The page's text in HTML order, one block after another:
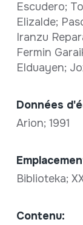
Escudero;
Elizalde;
Iranzu
Fermin
Elduayen;
Données
Arion; 1991
Biblioteka;
Contenu: